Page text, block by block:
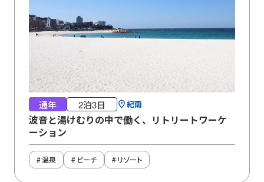
通年 2泊3日 紀南
波音と湯けむりの中で働く、リトリートワーケ
ーション
温泉 ビーチ リゾート